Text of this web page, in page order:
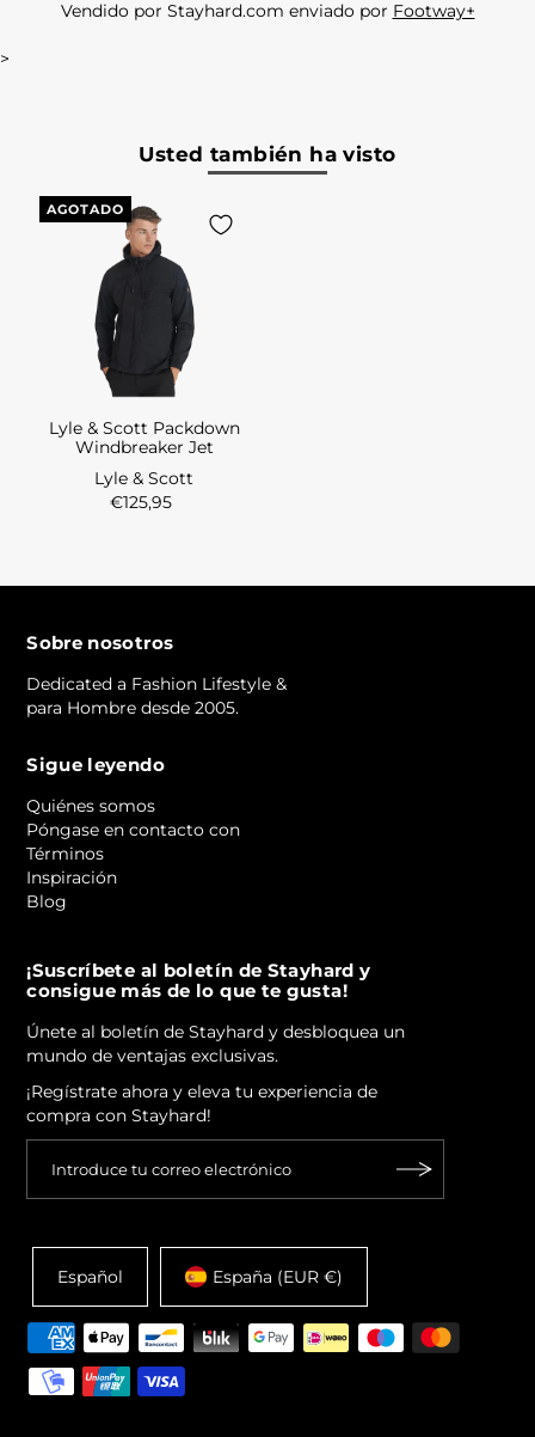
Vendido por Stayhard.com enviado por Footway+
>
Usted también ha visto
AGOTADO
Lyle & Scott Packdown
Windbreaker Jet
Lyle & Scott
€125,95
Sobre nosotros
Dedicated a Fashion Lifestyle &
para Hombre desde 2005.
Sigue leyendo
Quiénes somos
Póngase en contacto con
Términos
Inspiración
Blog
¡Suscríbete al boletín de Stayhard y
consigue más de lo que te gusta!
Únete al boletín de Stayhard y desbloquea un
mundo de ventajas exclusivas.
¡Regístrate ahora y eleva tu experiencia de
compra con Stayhard!
Español España (EUR €)